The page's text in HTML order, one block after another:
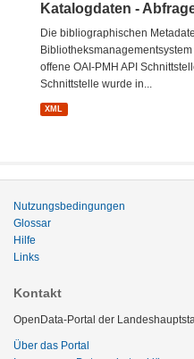
Katalogdaten -
Die bibliographischen
offene OAI-PMH API
Schnittstelle wurde in...
XML
Nutzungsbedingungen
Glossar
Hilfe
Links
Kontakt
OpenData-Portal der
Über das Portal